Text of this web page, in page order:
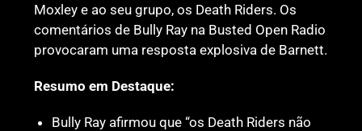
Moxley e ao seu grupo, os Death Riders. Os
comentários de Bully Ray na Busted Open Radio
provocaram uma resposta explosiva de Barnett.
Resumo em Destaque:
Bully Ray afirmou que “os Death Riders não